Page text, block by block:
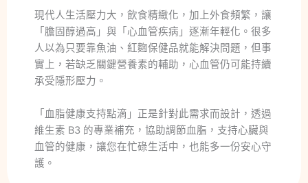
現代人生活壓力大，飲食精緻化，加上外食頻繁，讓
「膽固醇過高」與「心血管疾病」逐漸年輕化。很多
人以為只要靠魚油、紅麴保健品就能解決問題，但事
實上，若缺乏關鍵營養素的輔助，心血管仍可能持續
承受隱形壓力。
「血脂健康支持點滴」正是針對此需求而設計，透過
維生素 B3 的專業補充，協助調節血脂，支持心臟與
血管的健康，讓您在忙碌生活中，也能多一份安心守
護。